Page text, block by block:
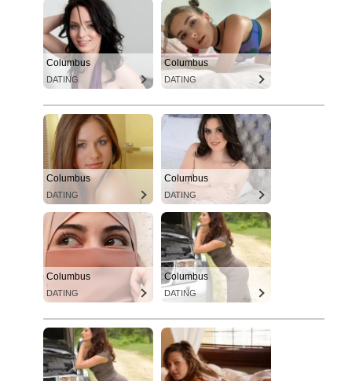
Columbus
DATING
Columbus
DATING
Columbus
DATING
Columbus
DATING
Columbus
DATING
Columbus
DATING